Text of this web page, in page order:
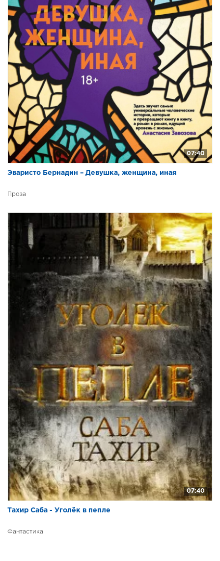
07:40
Эваристо Бернадин – Девушка, женщина, иная
Проза
07:40
Тахир Саба - Уголёк в пепле
Фантастика